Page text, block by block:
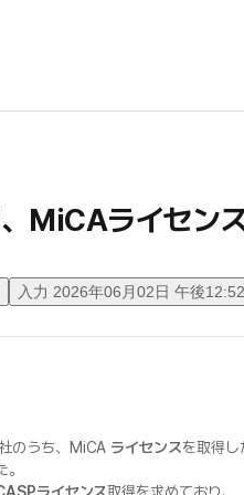
MiCAライセン
入力 2026年06月02日 午後12:52
のうち、MiCA ライセンスを取得し